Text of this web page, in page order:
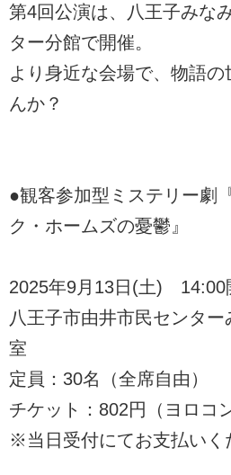
第4回公演は、八王子みな
ター分館で開催。
より身近な会場で、物語
んか？
●観客参加型ミステリー劇
ク・ホームズの憂鬱』
2025年9月13日(土) 14:00
八王子市由井市民センタ
室
定員：30名（全席自由）
チケット：802円（ヨロコ
※当日受付にてお支払いく